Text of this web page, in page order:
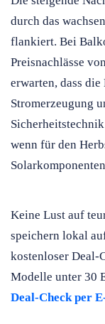
durch das
flankiert. Bei
Preisnachlässe
erwarten, dass
Stromerzeugung
wenn für den
Keine Lust auf
speichern lokal
kostenloser Deal-
Modelle unter 30
Deal-Check per